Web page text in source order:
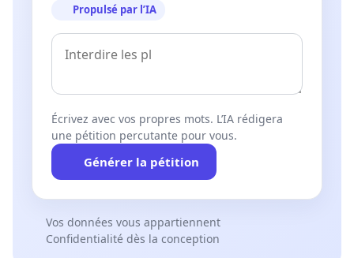
Propulsé par l’IA
Écrivez avec vos propres mots. L’IA rédigera
une pétition percutante pour vous.
Générer la pétition
Vos données vous appartiennent
Confidentialité dès la conception